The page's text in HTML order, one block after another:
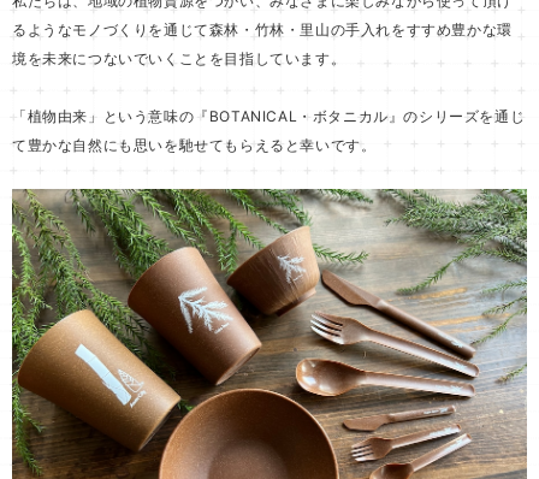
るようなモノづくりを通じて森林・竹林・里山の手入れをすすめ豊かな環
境を未来につないでいくことを目指しています。
「植物由来」という意味の『BOTANICAL・ボタニカル』のシリーズを通じ
て豊かな自然にも思いを馳せてもらえると幸いです。